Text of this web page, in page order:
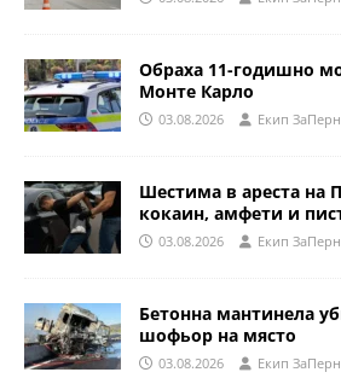
Обраха 11-годишно
Монте Карло
03.08.2026 Eкип
Шестима в ареста на
кокаин, амфети и
03.08.2026 Eкип
Бетонна мантинела
шофьор на място
03.08.2026 Eкип